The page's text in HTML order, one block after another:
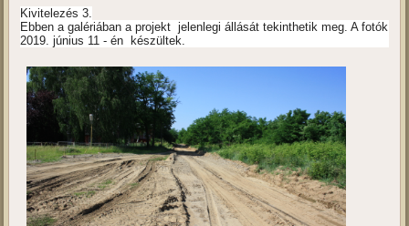
Kivitelezés 3.
Ebben a galériában a projekt jelenlegi állását tekinthetik meg. A fotók
2019. június 11 - én készültek.